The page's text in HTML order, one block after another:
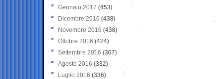
Gennaio 2017 (453)
Dicembre 2016 (438)
Novembre 2016 (438)
Ottobre 2016 (424)
Settembre 2016 (367)
Agosto 2016 (332)
Luglio 2016 (336)